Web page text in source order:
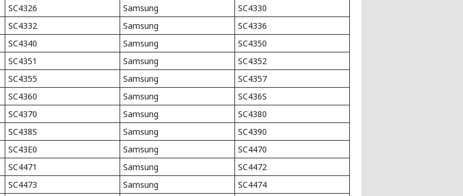
SC4326 Samsung
SC4330
SC4332 Samsung
SC4336
SC4340 Samsung
SC4350
SC4351 Samsung
SC4352
SC4355 Samsung
SC4357
SC4360 Samsung
SC436S
SC4370 Samsung
SC4380
SC438S Samsung
SC4390
SC43E0 Samsung
SC4470
SC4471 Samsung
SC4472
SC4473 Samsung
SC4474